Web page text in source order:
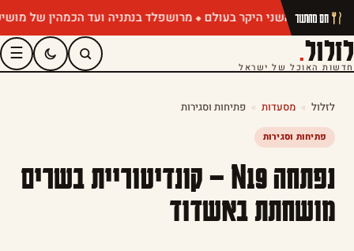
מרושפלד בנתניה ועד הכמהין של מושיק חם מהתנור
לזלול.
חדשות האוכל של ישראל
☰
לזלול » מסעדות » פתיחות וסגירות
פתיחות וסגירות
נפתחה N19 – קונדיטוריית בשרים
מושחתת באשדוד